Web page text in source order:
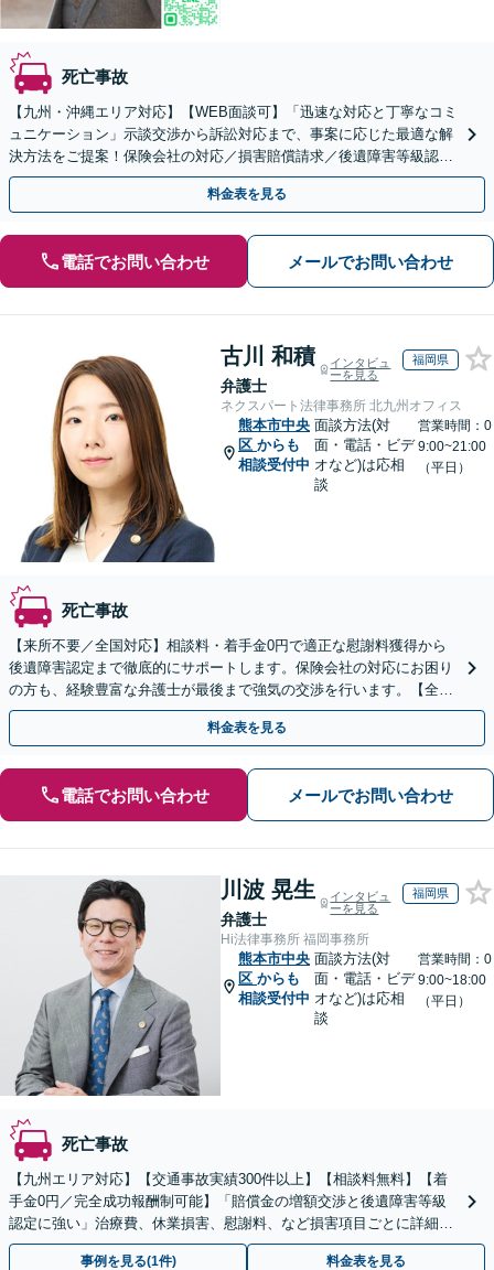
死亡事故
【九州・沖縄エリア対応】【WEB面談可】「迅速な対応と丁寧なコミ
ュニケーション」示談交渉から訴訟対応まで、事案に応じた最適な解
決方法をご提案！保険会社の対応／損害賠償請求／後遺障害等級認定
／休業損害／示談交渉／治療費の打ち切り／死亡事故など
料金表を見る
電話でお問い合わせ メールでお問い合わせ
古川 和積
弁護士
インタビュ
ーを見る
福岡県
ネクスパート法律事務所 北九州オフィス
熊本市中央
区 からも
相談受付中
面談方法(対
面・電話・ビデ
オなど)は応相
談
営業時間：0
9:00~21:00
（平日）
死亡事故
【来所不要／全国対応】相談料・着手金0円で適正な慰謝料獲得から
後遺障害認定まで徹底的にサポートします。保険会社の対応にお困り
の方も、経験豊富な弁護士が最後まで強気の交渉を行います。【全国
13拠点】お気軽にご相談ください。
料金表を見る
電話でお問い合わせ メールでお問い合わせ
川波 晃生
弁護士
インタビュ
ーを見る
福岡県
Hi法律事務所 福岡事務所
熊本市中央
区 からも
相談受付中
面談方法(対
面・電話・ビデ
オなど)は応相
談
営業時間：0
9:00~18:00
（平日）
死亡事故
【九州エリア対応】【交通事故実績300件以上】【相談料無料】【着
手金0円／完全成功報酬制可能】「賠償金の増額交渉と後遺障害等級
認定に強い」治療費、休業損害、慰謝料、など損害項目ごとに詳細な
検討を行い、適正な賠償額を確保できるよう全力で対応
事例を見る(1件) 料金表を見る